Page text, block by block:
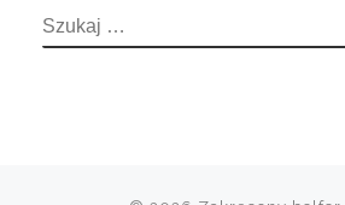
SZUKAJ